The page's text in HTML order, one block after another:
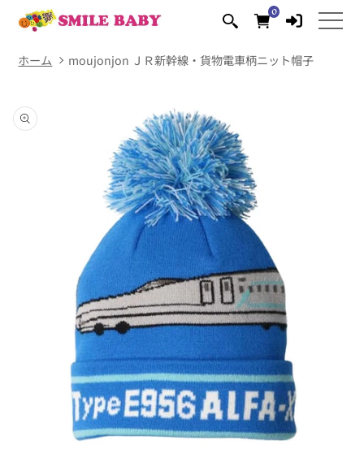
ンツに
進む
00
個
ム
ホーム moujonjon ＪＲ新幹線・貨物電車柄ニット帽子
報にス
キップ